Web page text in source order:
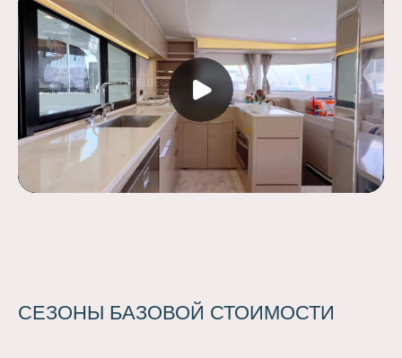
СЕЗОНЫ БАЗОВОЙ СТОИМОСТИ